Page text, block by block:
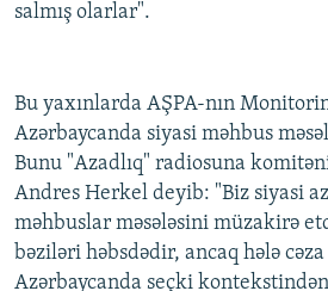
salmış olarlar".
Bu yaxınlarda AŞPA-nın
Azərbaycanda siyasi məhbus
Bunu "Azadlıq" radiosuna
Andres Herkel deyib: "Biz siyasi
məhbuslar məsələsini müzakirə
bəziləri həbsdədir, ancaq hələ cəza
Azərbaycanda seçki